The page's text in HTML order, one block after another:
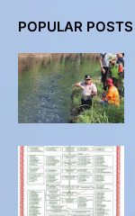
POPULAR POSTS